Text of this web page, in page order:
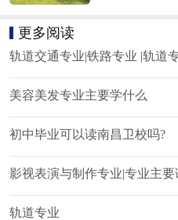
更多阅读
轨道交通专业|铁路专业 |轨道
美容美发专业主要学什么
初中毕业可以读南昌卫校吗?
影视表演与制作专业|专业主
轨道专业